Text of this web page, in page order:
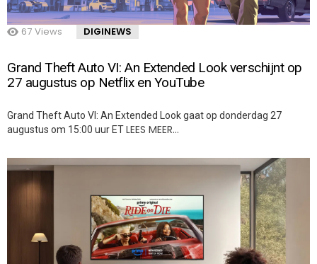
67 Views DIGINEWS
Grand Theft Auto VI: An Extended Look verschijnt op
27 augustus op Netflix en YouTube
Grand Theft Auto VI: An Extended Look gaat op donderdag 27
augustus om 15:00 uur ETLEES MEER…